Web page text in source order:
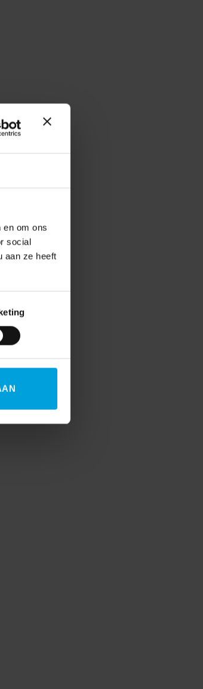
en om ons
social
aan ze heeft